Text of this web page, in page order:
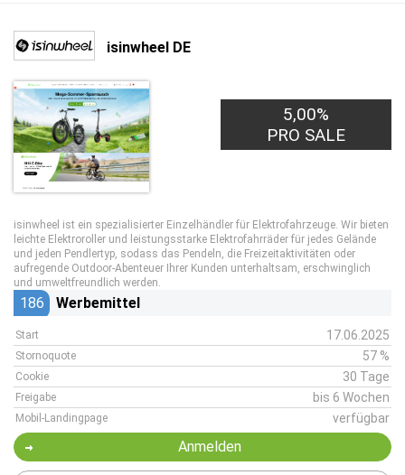
isinwheel DE
5,00%
PRO SALE
isinwheel ist ein spezialisierter Einzelhändler für Elektrofahrzeuge. Wir bieten
leichte Elektroroller und leistungsstarke Elektrofahrräder für jedes Gelände
und jeden Pendlertyp, sodass das Pendeln, die Freizeitaktivitäten oder
aufregende Outdoor-Abenteuer Ihrer Kunden unterhaltsam, erschwinglich
und umweltfreundlich werden.
186 Werbemittel
Start 17.06.2025
Stornoquote 57 %
Cookie 30 Tage
Freigabe bis 6 Wochen
Mobil-Landingpage verfügbar
Anmelden